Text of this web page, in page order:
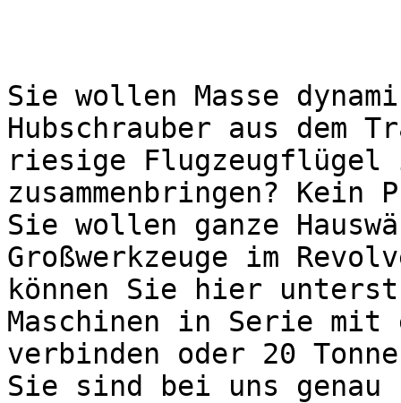
Sie wollen Masse
Hubschrauber aus dem
riesige Flugzeugflügel
zusammenbringen?
Sie wollen ganze
Großwerkzeuge im
können Sie hier
Maschinen in Serie mit
verbinden oder 20
Sie sind bei uns